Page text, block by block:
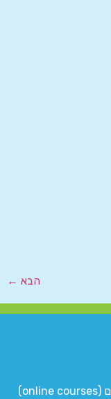
הבא ←
המרכז המוביל והמקצועי לקורסים דיגיטליים (online courses)